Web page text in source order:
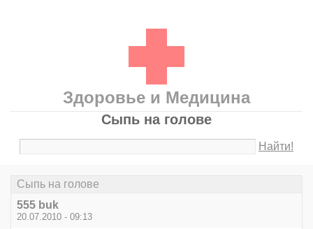
Здоровье и Медицина
Сыпь на голове
Найти!
Сыпь на голове
555 buk
20.07.2010 - 09:13